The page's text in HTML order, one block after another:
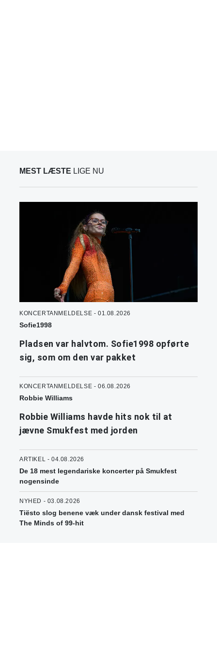
MEST LÆSTE LIGE NU
KONCERTANMELDELSE - 01.08.2026
Sofie1998
Pladsen var halvtom. Sofie1998 opførte
sig, som om den var pakket
KONCERTANMELDELSE - 06.08.2026
Robbie Williams
Robbie Williams havde hits nok til at
jævne Smukfest med jorden
ARTIKEL - 04.08.2026
De 18 mest legendariske koncerter på Smukfest
nogensinde
NYHED - 03.08.2026
Tiësto slog benene væk under dansk festival med
The Minds of 99-hit